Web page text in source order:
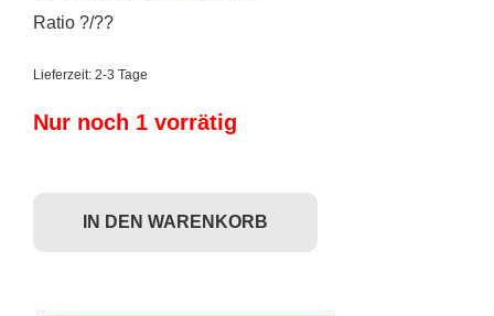
Ratio ?/??
Lieferzeit: 2-3 Tage
Nur noch 1 vorrätig
IN DEN WARENKORB